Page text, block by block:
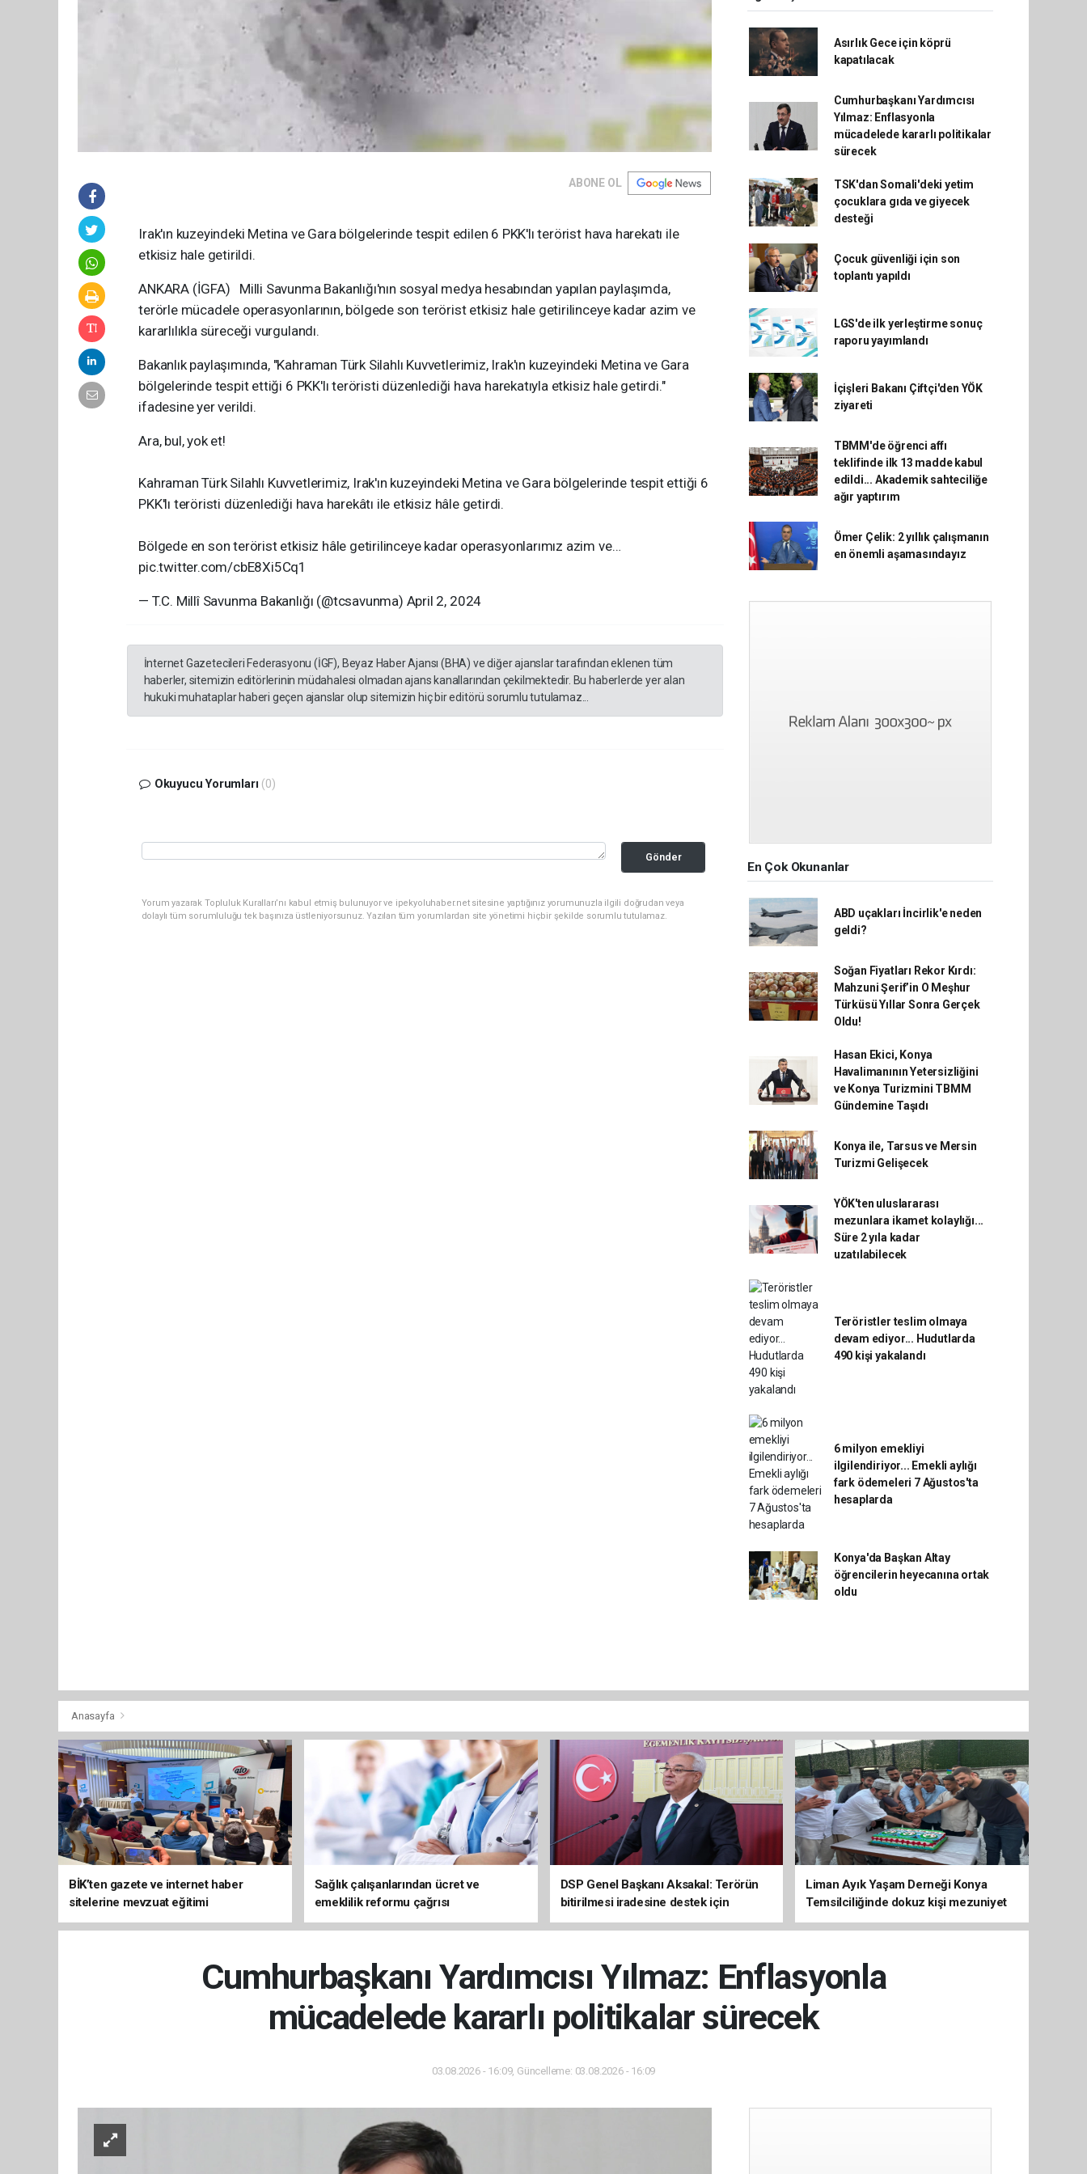
ABONE OL
Irak'ın kuzeyindeki Metina ve Gara bölgelerinde tespit edilen 6 PKK'lı terörist hava harekatı ile
etkisiz hale getirildi.
ANKARA (İGFA) Milli Savunma Bakanlığı'nın sosyal medya hesabından yapılan paylaşımda,
terörle mücadele operasyonlarının, bölgede son terörist etkisiz hale getirilinceye kadar azim ve
kararlılıkla süreceği vurgulandı.
Bakanlık paylaşımında, "Kahraman Türk Silahlı Kuvvetlerimiz, Irak'ın kuzeyindeki Metina ve Gara
bölgelerinde tespit ettiği 6 PKK'lı teröristi düzenlediği hava harekatıyla etkisiz hale getirdi."
ifadesine yer verildi.
Ara, bul, yok et!
Kahraman Türk Silahlı Kuvvetlerimiz, Irak'ın kuzeyindeki Metina ve Gara bölgelerinde tespit ettiği 6
PKK'lı teröristi düzenlediği hava harekâtı ile etkisiz hâle getirdi.
Bölgede en son terörist etkisiz hâle getirilinceye kadar operasyonlarımız azim ve…
pic.twitter.com/cbE8Xi5Cq1
— T.C. Millî Savunma Bakanlığı (@tcsavunma) April 2, 2024
İnternet Gazetecileri Federasyonu (İGF), Beyaz Haber Ajansı (BHA) ve diğer ajanslar tarafından eklenen tüm
haberler, sitemizin editörlerinin müdahalesi olmadan ajans kanallarından çekilmektedir. Bu haberlerde yer alan
hukuki muhataplar haberi geçen ajanslar olup sitemizin hiç bir editörü sorumlu tutulamaz...
Okuyucu Yorumları (0)
Gönder
Yorum yazarak Topluluk Kuralları’nı kabul etmiş bulunuyor ve ipekyoluhaber.net sitesine yaptığınız yorumunuzla ilgili doğrudan veya
dolaylı tüm sorumluluğu tek başınıza üstleniyorsunuz. Yazılan tüm yorumlardan site yönetimi hiçbir şekilde sorumlu tutulamaz.
Asırlık Gece için köprü
kapatılacak
Cumhurbaşkanı Yardımcısı
Yılmaz: Enflasyonla
mücadelede kararlı politikalar
sürecek
TSK'dan Somali'deki yetim
çocuklara gıda ve giyecek
desteği
Çocuk güvenliği için son
toplantı yapıldı
LGS'de ilk yerleştirme sonuç
raporu yayımlandı
İçişleri Bakanı Çiftçi'den YÖK
ziyareti
TBMM'de öğrenci affı
teklifinde ilk 13 madde kabul
edildi... Akademik sahteciliğe
ağır yaptırım
Ömer Çelik: 2 yıllık çalışmanın
en önemli aşamasındayız
En Çok Okunanlar
ABD uçakları İncirlik'e neden
geldi?
Soğan Fiyatları Rekor Kırdı:
Mahzuni Şerif’in O Meşhur
Türküsü Yıllar Sonra Gerçek
Oldu!
Hasan Ekici, Konya
Havalimanının Yetersizliğini
ve Konya Turizmini TBMM
Gündemine Taşıdı
Konya ile, Tarsus ve Mersin
Turizmi Gelişecek
YÖK'ten uluslararası
mezunlara ikamet kolaylığı...
Süre 2 yıla kadar
uzatılabilecek
Teröristler teslim olmaya
devam ediyor... Hudutlarda
490 kişi yakalandı
6 milyon emekliyi
ilgilendiriyor... Emekli aylığı
fark ödemeleri 7 Ağustos'ta
hesaplarda
Konya'da Başkan Altay
öğrencilerin heyecanına ortak
oldu
Anasayfa
BİK’ten gazete ve internet haber
sitelerine mevzuat eğitimi
Sağlık çalışanlarından ücret ve
emeklilik reformu çağrısı
DSP Genel Başkanı Aksakal: Terörün
bitirilmesi iradesine destek için
imzalayacağım
Liman Ayık Yaşam Derneği Konya
Temsilciliğinde dokuz kişi mezuniyet
sevinci yaşadı
Cumhurbaşkanı Yardımcısı Yılmaz: Enflasyonla
mücadelede kararlı politikalar sürecek
03.08.2026 - 16:09, Güncelleme: 03.08.2026 - 16:09